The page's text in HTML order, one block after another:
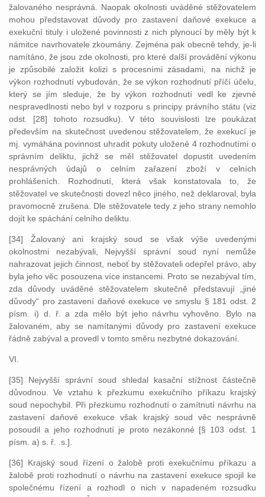
žalovaného nesprávná. Naopak okolnosti uváděné stěžovatelem
mohou představovat důvody pro zastavení daňové exekuce a
exekuční tituly i uložené povinnosti z nich plynoucí by měly být k
námitce navrhovatele zkoumány. Zejména pak obecně tehdy, je-li
namítáno, že jsou zde okolnosti, pro které další provádění výkonu
je způsobilé založit kolizi s procesními zásadami, na nichž je
výkon rozhodnutí vybudován, že se výkon rozhodnutí příčí účelu,
který se jím sleduje, že by výkon rozhodnutí vedl ke zjevné
nespravedlnosti nebo byl v rozporu s principy právního státu (viz
odst. [28] tohoto rozsudku). V této souvislosti lze poukázat
především na skutečnost uvedenou stěžovatelem, že exekucí je
mj. vymáhána povinnost uhradit pokuty uložené 4 rozhodnutími o
správním deliktu, jichž se měl stěžovatel dopustit uvedením
nesprávných údajů o celním zařazení zboží v celních
prohlášeních. Rozhodnutí, která však konstatovala to, že
stěžovatel ve skutečnosti dovezl něco jiného, než deklaroval, byla
pravomocně zrušena. Dle stěžovatele tedy z jeho strany nemohlo
dojít ke spáchání celního deliktu.
[34] Žalovaný ani krajský soud se však výše uvedenými
okolnostmi nezabývali, Nejvyšší správní soud nyní nemůže
nahrazovat jejich činnost, neboť by stěžovateli odepřel právo, aby
byla jeho věc posouzena více instancemi. Proto se nezabýval tím,
zda důvody uváděné stěžovatelem skutečně představují „jiné
důvody“ pro zastavení daňové exekuce ve smyslu § 181 odst. 2
písm. i) d. ř. a zda mělo být jeho návrhu vyhověno. Bylo na
žalovaném, aby se namítanými důvody pro zastavení exekuce
řádně zabýval a provedl v tomto směru nezbytné dokazování.
VI.
[35] Nejvyšší správní soud shledal kasační stížnost částečně
důvodnou. Ve vztahu k přezkumu exekučního příkazu krajský
soud nepochybil. Při přezkumu rozhodnutí o zamítnutí návrhu na
zastavení daňové exekuce však krajský soud věc nesprávně
posoudil a jeho rozhodnutí je proto nezákonné [§ 103 odst. 1
písm. a) s. ř. .s.].
[36] Krajský soud řízení o žalobě proti exekučnímu příkazu a
žalobě proti rozhodnutí o návrhu na zastavení exekuce spojil ke
společnému řízení a rozhodl o nich v napadeném rozsudku